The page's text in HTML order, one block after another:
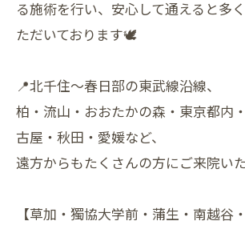
る施術を行い、安心して通えると多
ただいております🕊️
📍北千住〜春日部の東武線沿線、
柏・流山・おおたかの森・東京都内
古屋・秋田・愛媛など、
遠方からもたくさんの方にご来院い
【草加・獨協大学前・蒲生・南越谷